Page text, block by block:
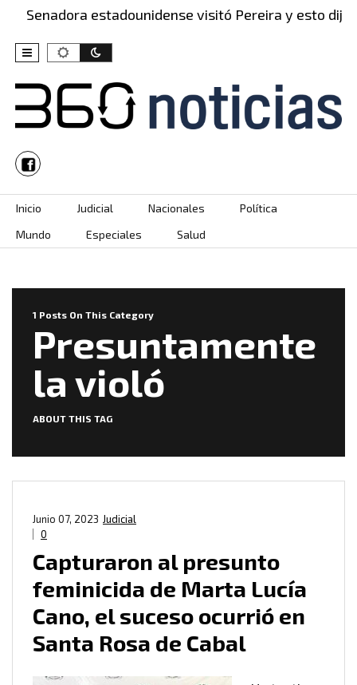
Senadora estadounidense visitó Pereira y esto dijo
Skip to content
Inicio Judicial Nacionales
Política
Mundo
Especiales Salud
1 Posts On This Category
Presuntamente
la violó
ABOUT THIS TAG
Judicial
Junio 07, 2023
0
Capturaron al presunto
feminicida de Marta Lucía
Cano, el suceso ocurrió en
Santa Rosa de Cabal